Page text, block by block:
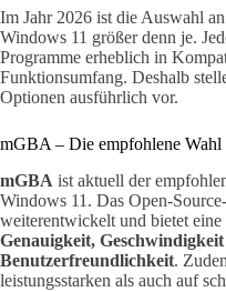
Im Jahr 2026 ist die Auswahl
Windows 11 größer denn je.
Programme erheblich in
Funktionsumfang. Deshalb
Optionen ausführlich vor.
mGBA – Die empfohlene Wahl
mGBA ist aktuell der
Windows 11. Das Open-
weiterentwickelt und bietet eine
Genauigkeit,
Benutzerfreundlichkeit.
leistungsstarken als auch auf